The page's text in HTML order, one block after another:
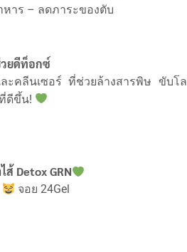
หาร – ลดภาระของตับ
วยดีท็อกซ์
ะคลีนเซอร์ ที่ช่วยล้างสารพิษ ขับ
ดีขึ้น!
Detox GRN
จอย 24Gel